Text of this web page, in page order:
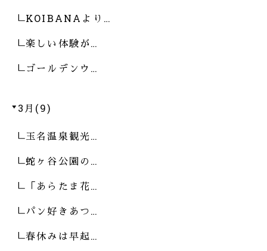
KOIBANAより…
楽しい体験が…
ゴールデンウ…
3月(9)
玉名温泉観光…
蛇ヶ谷公園の…
「あらたま花…
パン好きあつ…
春休みは早起…